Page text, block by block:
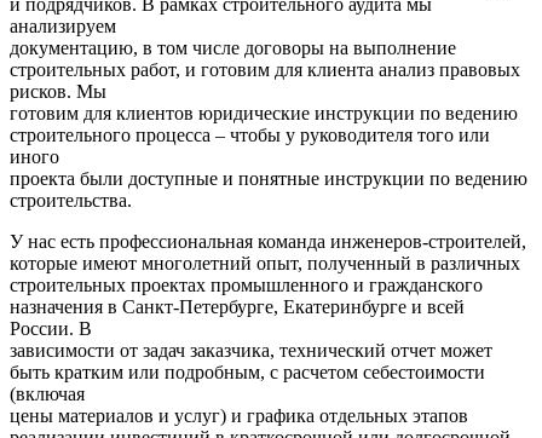
анализируем
документацию, в том числе договоры на выполнение
строительных работ, и готовим для клиента анализ правовых
рисков. Мы
готовим для клиентов юридические инструкции по ведению
строительного процесса – чтобы у руководителя того или
иного
проекта были доступные и понятные инструкции по ведению
строительства.
У нас есть профессиональная команда инженеров-строителей,
которые имеют многолетний опыт, полученный в различных
строительных проектах промышленного и гражданского
назначения в Санкт-Петербурге, Екатеринбурге и всей
России. В
зависимости от задач заказчика, технический отчет может
быть кратким или подробным, с расчетом себестоимости
(включая
цены материалов и услуг) и графика отдельных этапов